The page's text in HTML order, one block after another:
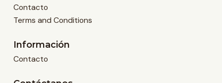
Contacto
Terms and Conditions
Información
Contacto